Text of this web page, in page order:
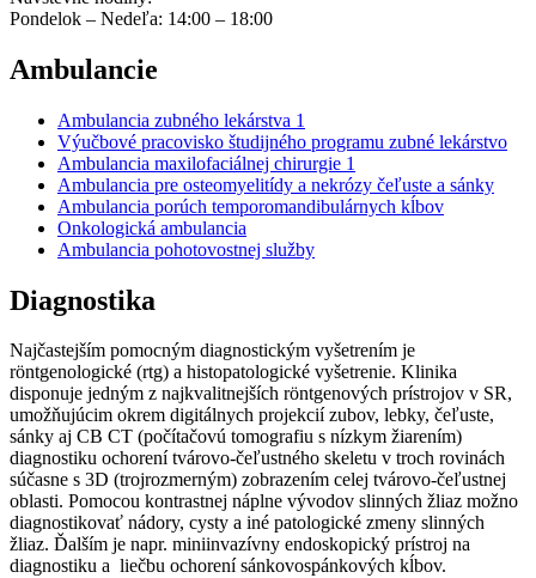
Pondelok – Nedeľa: 14:00 – 18:00
Ambulancie
Ambulancia zubného lekárstva 1
Výučbové pracovisko študijného programu zubné lekárstvo
Ambulancia maxilofaciálnej chirurgie 1
Ambulancia pre osteomyelitídy a nekrózy čeľuste a sánky
Ambulancia porúch temporomandibulárnych kĺbov
Onkologická ambulancia
Ambulancia pohotovostnej služby
Diagnostika
Najčastejším pomocným diagnostickým vyšetrením je
röntgenologické (rtg) a histopatologické vyšetrenie. Klinika
disponuje jedným z najkvalitnejších röntgenových prístrojov v SR,
umožňujúcim okrem digitálnych projekcií zubov, lebky, čeľuste,
sánky aj CB CT (počítačovú tomografiu s nízkym žiarením)
diagnostiku ochorení tvárovo-čeľustného skeletu v troch rovinách
súčasne s 3D (trojrozmerným) zobrazením celej tvárovo-čeľustnej
oblasti. Pomocou kontrastnej náplne vývodov slinných žliaz možno
diagnostikovať nádory, cysty a iné patologické zmeny slinných
žliaz. Ďalším je napr. miniinvazívny endoskopický prístroj na
diagnostiku a liečbu ochorení sánkovospánkových kĺbov.